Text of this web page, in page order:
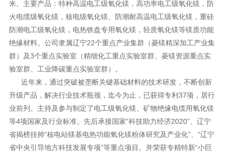
米。主要产品：特种高温电工级氧化镁，高功率电工级氧化镁，防
火电缆级氧化镁，核电级氧化镁、防潮耐高温电工级氧化镁，重硅
防潮电工级氧化镁，电热铁盘专用氧化镁，轻质氧化镁等镁质功能
绝缘材料。公司隶属辽宁22个重点产业集群（菱镁精深加工产业集
群）及3个重点实验室（精细化工重点实验室群、菱镁资源重点实
验室群、工业降碳重点实验室群）。
近年来，通过突破被垄断关键基础材料的技术研发，不断创新
升级产品，解决行业技术瓶颈，迄今为止，已获得专利37项，居行
业前列。主持及参与制定了电工级氧化镁、矿物绝缘电缆用氧化镁
等4项国家及行业标准。先后承接国家“科技助力经济2020”、辽宁
省揭榜挂帅“核电站镁基电热功能氧化镁粉体研究及产业化”、“辽宁
省中央引导地方科技发展专项”等重点项目。并荣获专精特新“小巨